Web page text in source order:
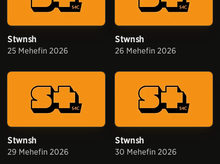
Stwnsh
25 Mehefin 2026
Stwnsh
26 Mehefin 2026
Stwnsh
29 Mehefin 2026
Stwnsh
30 Mehefin 2026